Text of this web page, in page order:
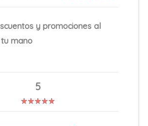
y promociones al
mano
5